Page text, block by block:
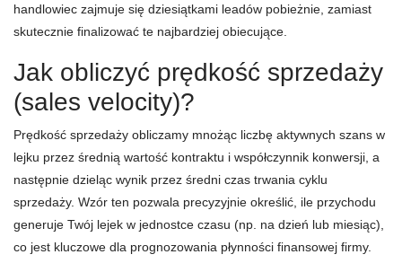
handlowiec zajmuje się dziesiątkami leadów pobieżnie, zamiast
skutecznie finalizować te najbardziej obiecujące.
Jak obliczyć prędkość sprzedaży
(sales velocity)?
Prędkość sprzedaży obliczamy mnożąc liczbę aktywnych szans w
lejku przez średnią wartość kontraktu i współczynnik konwersji, a
następnie dzieląc wynik przez średni czas trwania cyklu
sprzedaży. Wzór ten pozwala precyzyjnie określić, ile przychodu
generuje Twój lejek w jednostce czasu (np. na dzień lub miesiąc),
co jest kluczowe dla prognozowania płynności finansowej firmy.